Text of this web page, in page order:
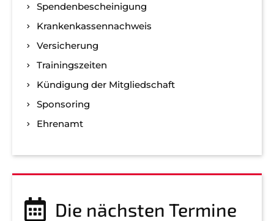
Spenden­bescheinigung
Kranken­kassen­nachweis
Versicherung
Trainingszeiten
Kündigung der Mitgliedschaft
Sponsoring
Ehrenamt
Die nächsten Termine